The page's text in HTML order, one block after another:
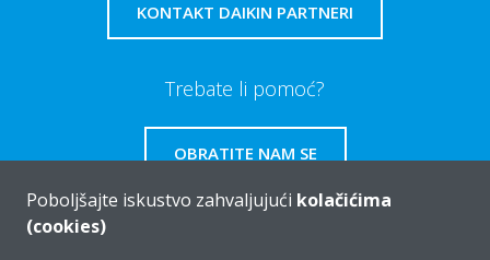
KONTAKT DAIKIN PARTNERI
Trebate li pomoć?
OBRATITE NAM SE
Poboljšajte iskustvo zahvaljujući kolačićima
(cookies)